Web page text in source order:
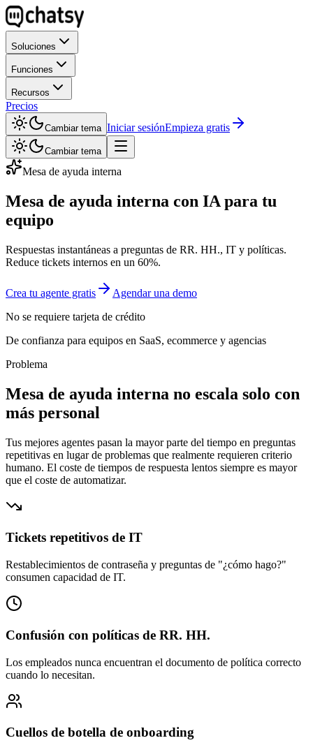
Soluciones
Funciones
Recursos
Precios
Cambiar tema Iniciar sesiónEmpieza gratis
Cambiar tema
Mesa de ayuda interna
Mesa de ayuda interna con IA para tu
equipo
Respuestas instantáneas a preguntas de RR. HH., IT y políticas.
Reduce tickets internos en un 60%.
Crea tu agente gratis
Agendar una demo
No se requiere tarjeta de crédito
De confianza para equipos en SaaS, ecommerce y agencias
Problema
Mesa de ayuda interna no escala solo con
más personal
Tus mejores agentes pasan la mayor parte del tiempo en preguntas
repetitivas en lugar de problemas que realmente requieren criterio
humano. El coste de tiempos de respuesta lentos siempre es mayor
que el coste de automatizar.
Tickets repetitivos de IT
Restablecimientos de contraseña y preguntas de "¿cómo hago?"
consumen capacidad de IT.
Confusión con políticas de RR. HH.
Los empleados nunca encuentran el documento de política correcto
cuando lo necesitan.
Cuellos de botella de onboarding